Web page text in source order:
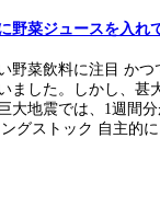
野菜ジュースを入れ
野菜飲料に注目 かつ
ました。しかし、甚
大地震では、1週間
グストック 自主的